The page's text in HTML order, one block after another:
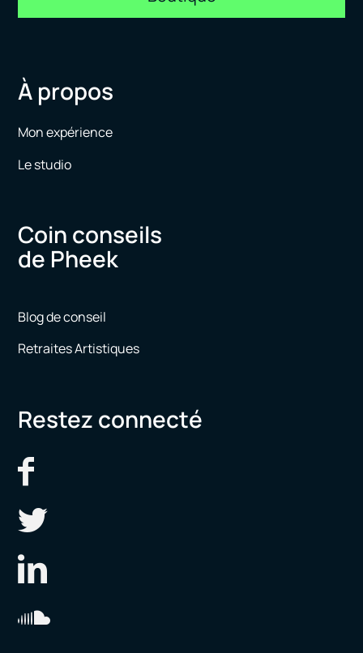
À propos
Mon expérience
Le studio
Coin conseils
de Pheek
Blog de conseil
Retraites Artistiques
Restez connecté